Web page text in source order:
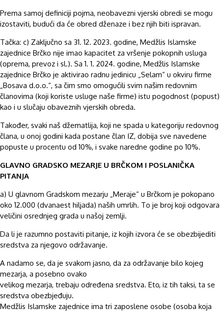
Prema samoj definiciji pojma, neobavezni vjerski obredi se mogu
izostaviti, budući da će obred dženaze i bez njih biti ispravan.
Tačka: c) Zaključno sa 31. 12. 2023. godine, Medžlis Islamske
zajednice Brčko nije imao kapacitet za vršenje pokopnih usluga
(oprema, prevoz i sl.). Sa 1. 1. 2024. godine, Medžlis Islamske
zajednice Brčko je aktivirao radnu jedinicu „Selam“ u okviru firme
„Bosava d.o.o.“, sa čim smo omogućili svim našim redovnim
članovima (koji koriste usluge naše firme) istu pogodnost (popust)
kao i u slučaju obaveznih vjerskih obreda.
Također, svaki naš džematlija, koji ne spada u kategoriju redovnog
člana, u onoj godini kada postane član IZ, dobija sve navedene
popuste u procentu od 10%, i svake naredne godine po 10%.
GLAVNO GRADSKO MEZARJE U BRČKOM I POSLANIČKA
PITANJA
a) U glavnom Gradskom mezarju „Meraje“ u Brčkom je pokopano
oko 12.000 (dvanaest hiljada) naših umrlih. To je broj koji odgovara
veličini osrednjeg grada u našoj zemlji.
Da li je razumno postaviti pitanje, iz kojih izvora će se obezbijediti
sredstva za njegovo održavanje.
A nadamo se, da je svakom jasno, da za održavanje bilo kojeg
mezarja, a posebno ovako
velikog mezarja, trebaju određena sredstva. Eto, iz tih taksi, ta se
sredstva obezbjeđuju.
Medžlis Islamske zajednice ima tri zaposlene osobe (osoba koja